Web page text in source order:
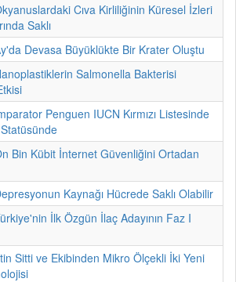
Cıva Kirliliğinin Küresel İzleri
Saklı
Devasa Büyüklükte Bir Krater Oluştu
Salmonella Bakterisi
Penguen IUCN Kırmızı Listesinde
Bin Kübit İnternet Güvenliğini Ortadan
Kaynağı Hücrede Saklı Olabilir
İlk Özgün İlaç Adayının Faz I
Sitti ve Ekibinden Mikro Ölçekli İki Yeni